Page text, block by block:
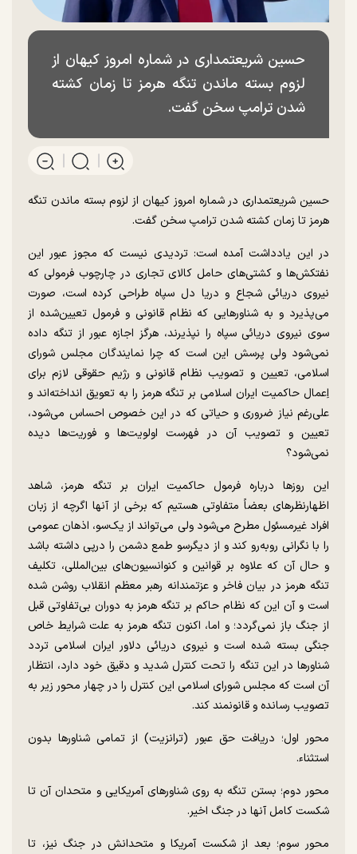
حسین شریعتمداری در شماره امروز کیهان از
لزوم بسته ماندن تنگه هرمز تا زمان کشته
شدن ترامپ سخن گفت.
حسین شریعتمداری در شماره امروز کیهان از لزوم بسته ماندن تنگه
هرمز تا زمان کشته شدن ترامپ سخن گفت.
در این یادداشت آمده است: تردیدی نیست که مجوز عبور این
نفتکش‌ها و کشتی‌های حامل کالای تجاری در چارچوب فرمولی که
نیروی دریائی شجاع و دریا دل سپاه طراحی کرده است، صورت
می‌پذیرد و به شناور‌هایی که نظام قانونی و فرمول تعیین‌شده از
سوی نیروی دریائی سپاه را نپذیرند، هرگز اجازه عبور از تنگه داده
نمی‌شود ولی پرسش این است که چرا نمایندگان مجلس شورای
اسلامی، تعیین و تصویب نظام قانونی و رژیم حقوقی لازم برای
اِعمال حاکمیت ایران اسلامی بر تنگه هرمز را به تعویق انداخته‌اند و
علی‌رغم نیاز ضروری و حیاتی که در این خصوص احساس می‌شود،
تعیین و تصویب آن در فهرست اولویت‌ها و فوریت‌ها دیده
نمی‌شود؟
این روز‌ها درباره فرمول حاکمیت ایران بر تنگه هرمز، شاهد
اظهارنظر‌های بعضاً متفاوتی هستیم که برخی از آنها اگرچه از زبان
افراد غیرمسئول مطرح می‌شود ولی می‌تواند از یک‌سو، اذهان عمومی
را با نگرانی روبه‌رو کند و از دیگرسو طمع دشمن را درپی داشته باشد
و حال آن که علاوه بر قوانین و کنوانسیون‌های بین‌المللی، تکلیف
تنگه هرمز در بیان فاخر و عزتمندانه رهبر معظم انقلاب روشن شده
است و آن این که نظام حاکم بر تنگه هرمز به دوران بی‌تفاوتی قبل
از جنگ باز نمی‌گردد؛ و اما، اکنون تنگه هرمز به علت شرایط خاص
جنگی بسته شده است و نیروی دریائی دلاور ایران اسلامی تردد
شناور‌ها در این تنگه را تحت کنترل شدید و دقیق خود دارد، انتظار
آن است که مجلس شورای اسلامی این کنترل را در چهار محور زیر به
تصویب رسانده و قانونمند کند.
محور اول؛ دریافت حق عبور (ترانزیت) از تمامی شناور‌ها بدون
استثناء.
محور دوم؛ بستن تنگه به روی شناور‌های آمریکایی و متحدان آن تا
شکست کامل آنها در جنگ اخیر.
محور سوم؛ بعد از شکست آمریکا و متحدانش در جنگ نیز، تا